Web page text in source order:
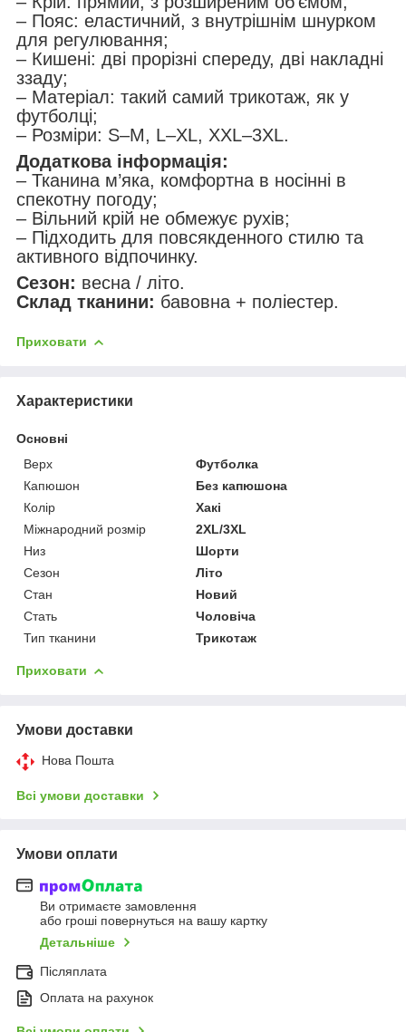
– Пояс: еластичний, з внутрішнім шнурком
для регулювання;
– Кишені: дві прорізні спереду, дві накладні
ззаду;
– Матеріал: такий самий трикотаж, як у
футболці;
– Розміри: S–M, L–XL, XXL–3XL.
Додаткова інформація:
– Тканина м’яка, комфортна в носінні в
спекотну погоду;
– Вільний крій не обмежує рухів;
– Підходить для повсякденного стилю та
активного відпочинку.
Сезон: весна / літо.
Склад тканини: бавовна + поліестер.
Приховати
Характеристики
Основні
Верх
Футболка
Капюшон
Без капюшона
Колір
Хакі
Міжнародний розмір
2XL/3XL
Низ
Шорти
Сезон
Літо
Стан
Новий
Стать
Чоловіча
Тип тканини
Трикотаж
Приховати
Умови доставки
Нова Пошта
Всі умови доставки
Умови оплати
Ви отримаєте замовлення
або гроші повернуться на вашу картку
Детальніше
Післяплата
Оплата на рахунок